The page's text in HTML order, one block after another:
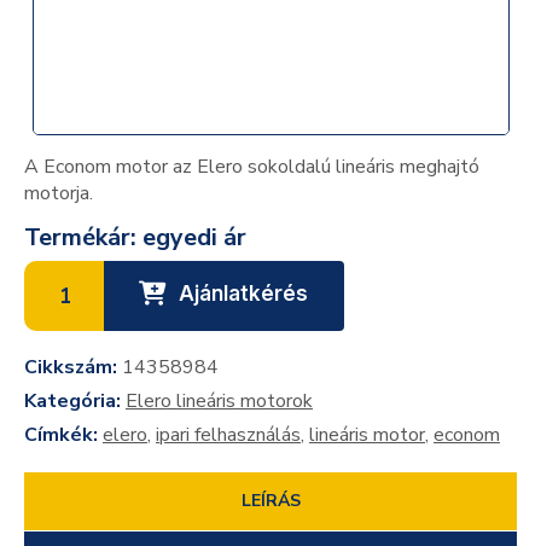
A Econom motor az Elero sokoldalú lineáris meghajtó
motorja.
Termékár: egyedi ár
Ajánlatkérés
Cikkszám: 14358984
Kategória: Elero lineáris motorok
Címkék: elero, ipari felhasználás, lineáris motor, econom
LEÍRÁS